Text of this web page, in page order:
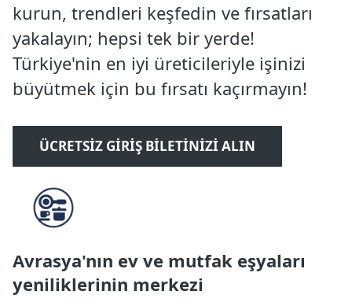
kurun, trendleri keşfedin ve fırsatları
yakalayın; hepsi tek bir yerde!
Türkiye'nin en iyi üreticileriyle işinizi
büyütmek için bu fırsatı kaçırmayın!
ÜCRETSIZ GIRIŞ BILETINIZI ALIN
Avrasya'nın ev ve mutfak eşyaları
yeniliklerinin merkezi